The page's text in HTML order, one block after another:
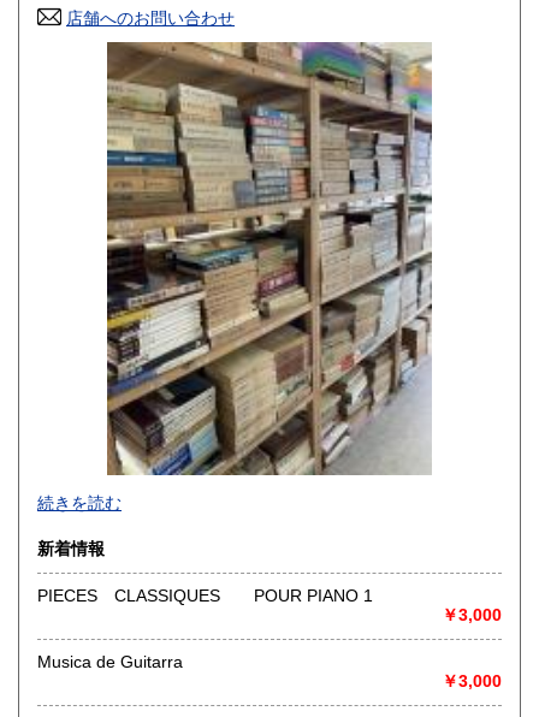
高知県 800円
800円 長崎県
800円 大分県
800円 鹿児島県
1,500円
店舗へのお問い合わせ
-
沿線名：-
最寄駅：-
営業時間：-
定休日：-
書籍の買取について
続きを読む
新着情報
PIECES CLASSIQUES POUR PIANO 1
￥3,000
Musica de Guitarra
￥3,000